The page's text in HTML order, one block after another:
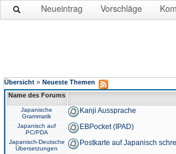
Neueintrag Vorschläge
Übersicht » Neueste Themen
Name des Forums
Japanische
Grammatik
Kanji Aussprache
Japanisch auf
PC/PDA
EBPocket (IPAD)
Japanisch-Deutsche
Übersetzungen
Postkarte auf Japanisch